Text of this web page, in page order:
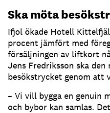
Ska möta
Ifjol ökade Hotell
procent jämfört med
försäljningen av liftkort
Jens Fredriksson ska
besökstrycket genom att
– Vi vill bygga en genuin
och bybor kan samlas.